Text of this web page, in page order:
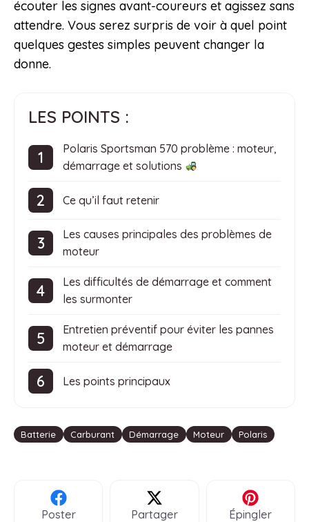
écouter les signes avant-coureurs et agissez sans
attendre. Vous serez surpris de voir à quel point
quelques gestes simples peuvent changer la
donne.
LES POINTS :
Polaris Sportsman 570 problème : moteur,
démarrage et solutions
Ce qu’il faut retenir
Les causes principales des problèmes de
moteur
Les difficultés de démarrage et comment
les surmonter
Entretien préventif pour éviter les pannes
moteur et démarrage
Les points principaux
Étiquettes
Batterie Carburant Démarrage Moteur Polaris
Poster Partager Épingler